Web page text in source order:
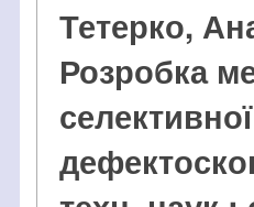
Тетерко,
Розробка